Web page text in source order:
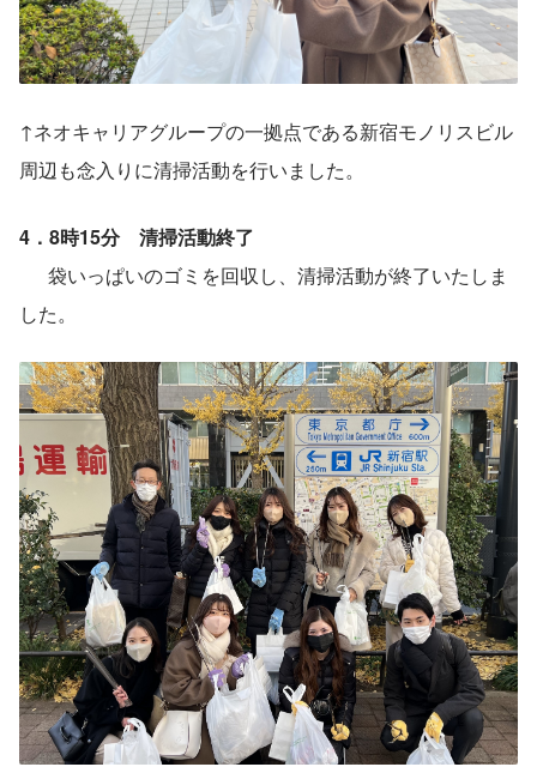
↑ネオキャリアグループの一拠点である新宿モノリスビル
周辺も念入りに清掃活動を行いました。
4．8時15分　清掃活動終了
袋いっぱいのゴミを回収し、清掃活動が終了いたしま
した。